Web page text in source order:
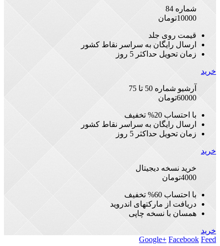
شماره 84
10000تومان
قیمت روی جلد
ارسال رایگان به سراسر نقاط کشور
زمان تحویل حداکثر 5 روز
خرید
آرشیو شماره 50 تا 75
60000تومان
با احتساب 20% تخفیف
ارسال رایگان به سراسر نقاط کشور
زمان تحویل حداکثر 5 روز
خرید
خرید نسخه دیجیتال
4000تومان
با احتساب 60% تخفیف
دریافت از مارکتهای اندروید
همسان با نسخه چاپی
خرید
Google+ Facebook Feed